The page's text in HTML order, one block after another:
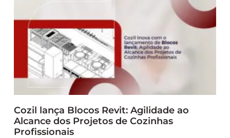
Cozil lança Blocos Revit: Agilidade ao
Alcance dos Projetos de Cozinhas
Profissionais